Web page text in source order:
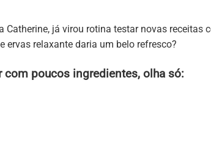
já virou rotina testar novas receitas
relaxante daria um belo refresco?
poucos ingredientes, olha só: